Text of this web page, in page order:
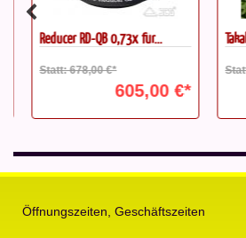
Reducer RD-QB 0,73x für...
Statt: 678,00 €*
605,00 €*
Öffnungszeiten, Geschäftszeiten